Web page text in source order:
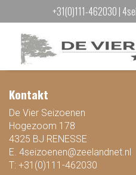
+31(0)111-462030 |
Kontakt
De Vier Seizoenen
Hogezoom 178
4325 BJ RENESSE
E. 4seizoenen@zeelandnet.nl
T: +31(0)111-462030